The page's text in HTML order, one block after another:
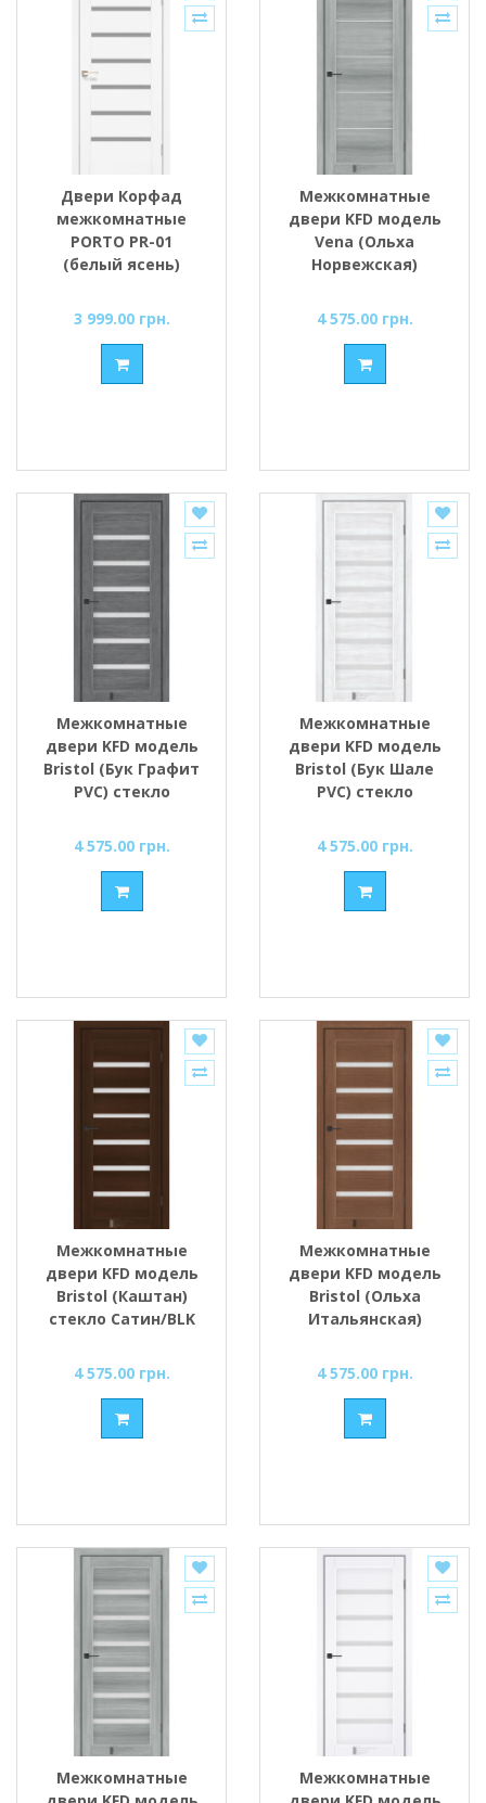
Двери Корфад
межкомнатные
PORTO PR-01
(белый ясень)
3 999.00 грн.
Межкомнатные
двери KFD модель
Vena (Ольха
Норвежская)
черное стекло
4 575.00 грн.
Межкомнатные
двери KFD модель
Bristol (Бук Графит
PVC) стекло
4 575.00 грн.
Межкомнатные
двери KFD модель
Bristol (Бук Шале
PVC) стекло
4 575.00 грн.
Межкомнатные
двери KFD модель
Bristol (Каштан)
стекло Сатин/BLK
4 575.00 грн.
Межкомнатные
двери KFD модель
Bristol (Ольха
Итальянская)
4 575.00 грн.
Межкомнатные
Межкомнатные